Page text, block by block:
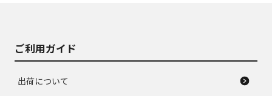
ご利用ガイド
出荷について